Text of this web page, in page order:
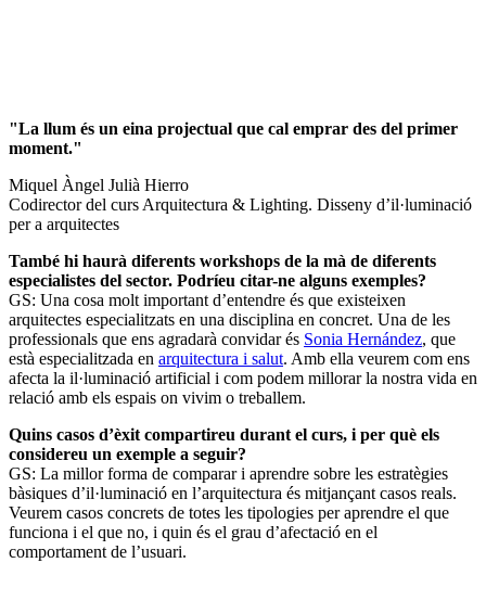
"La llum és un eina projectual que cal emprar des del primer
moment."
Miquel Àngel Julià Hierro
Codirector del curs Arquitectura & Lighting. Disseny d’il·luminació
per a arquitectes
També hi haurà diferents workshops de la mà de diferents
especialistes del sector. Podríeu citar-ne alguns exemples?
GS: Una cosa molt important d’entendre és que existeixen
arquitectes especialitzats en una disciplina en concret. Una de les
professionals que ens agradarà convidar és Sonia Hernández, que
està especialitzada en arquitectura i salut. Amb ella veurem com ens
afecta la il·luminació artificial i com podem millorar la nostra vida en
relació amb els espais on vivim o treballem.
Quins casos d’èxit compartireu durant el curs, i per què els
considereu un exemple a seguir?
GS: La millor forma de comparar i aprendre sobre les estratègies
bàsiques d’il·luminació en l’arquitectura és mitjançant casos reals.
Veurem casos concrets de totes les tipologies per aprendre el que
funciona i el que no, i quin és el grau d’afectació en el
comportament de l’usuari.